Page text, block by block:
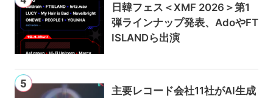
日韓フェス＜XMF 2026＞第1
弾ラインナップ発表、AdoやFT
ISLANDら出演
主要レコード会社11社がAI生成